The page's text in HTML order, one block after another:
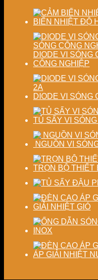
lượng
sấy
nghiệp
BIẾN NHIỆT ĐỘ
DIODE VI SÓNG
CÔNG NGHIỆP
DIODE VI SÓNG
TỦ SẤY VI
NGUỒN VI
TRỌN BỘ THIẾT
GIẢI NHIỆT GIÓ
INOX
ÁP GIẢI NHIỆT